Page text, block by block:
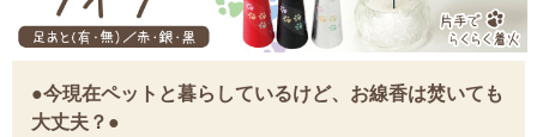
●今現在ペットと暮らしているけど、お線香は焚いても
大丈夫？●